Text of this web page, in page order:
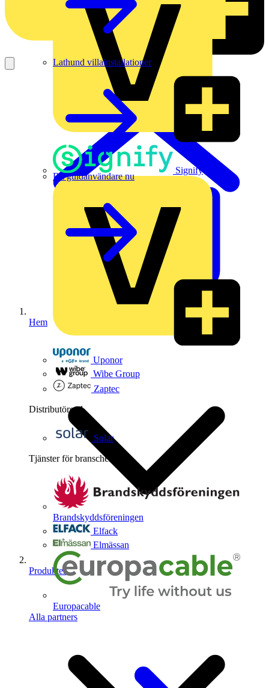
Signify
Uponor
Wibe Group
Zaptec
Distributörer 1
Solar
Tjänster för branschen
Brandskyddsföreningen
Elfack
Elmässan
Europacable
Alla partners
Lathund villainstallationer
Bli guldanvändare nu
Hem
Produkter